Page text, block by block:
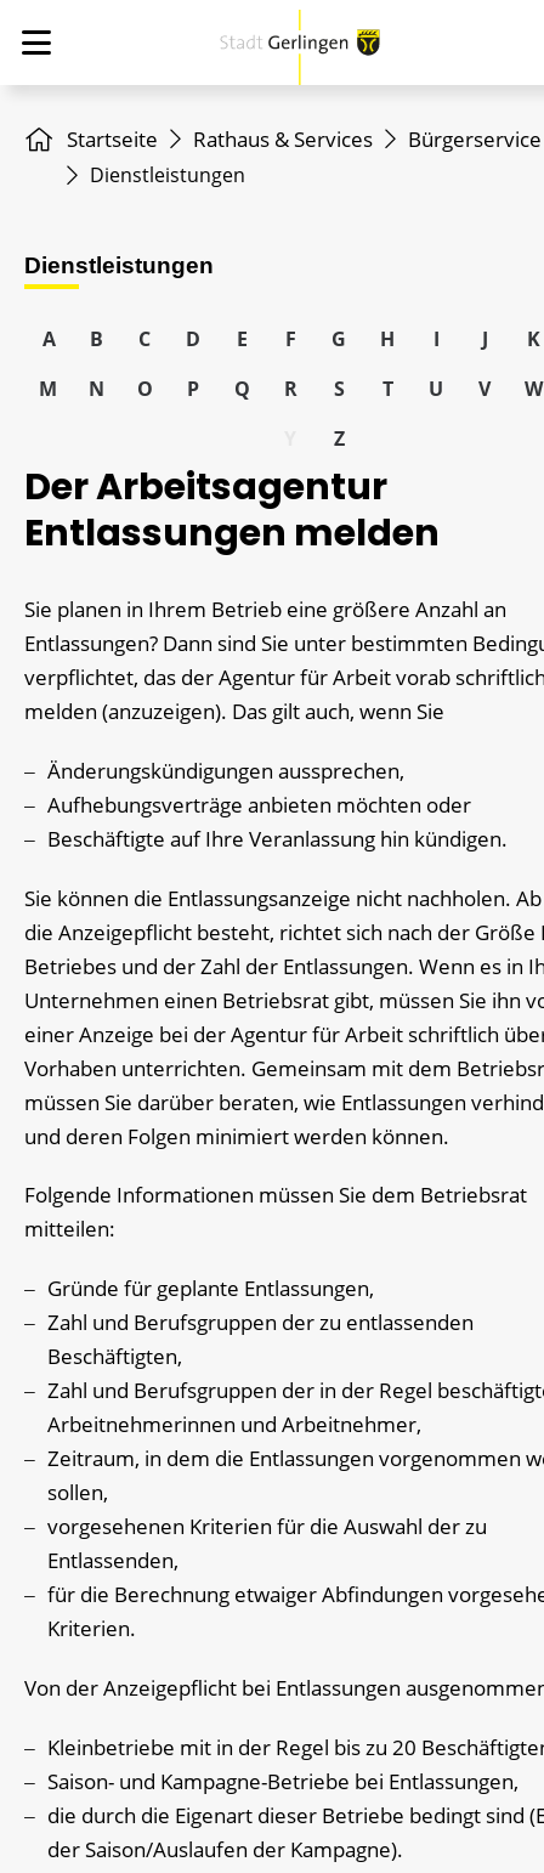
Startseite Rathaus & Services Bürgerservice
Dienstleistungen
Dienstleistungen
A B C D E F G H I J
K
M
N O P Q R S T U V
W
Z
Der Arbeitsagentur
Entlassungen melden
Sie planen in Ihrem Betrieb eine größere Anzahl an
Entlassungen? Dann sind Sie unter bestimmten
verpflichtet, das der Agentur für Arbeit vorab
melden (anzuzeigen). Das gilt auch, wenn Sie
Änderungskündigungen aussprechen,
Aufhebungsverträge anbieten möchten oder
Beschäftigte auf Ihre Veranlassung hin kündigen.
Sie können die Entlassungsanzeige nicht nachholen.
die Anzeigepflicht besteht, richtet sich nach der Größe
Betriebes und der Zahl der Entlassungen. Wenn es in
Unternehmen einen Betriebsrat gibt, müssen Sie ihn
einer Anzeige bei der Agentur für Arbeit schriftlich
Vorhaben unterrichten. Gemeinsam mit dem
müssen Sie darüber beraten, wie Entlassungen
und deren Folgen minimiert werden können.
Folgende Informationen müssen Sie dem Betriebsrat
mitteilen:
Gründe für geplante Entlassungen,
Zahl und Berufsgruppen der zu entlassenden
Beschäftigten,
Zahl und Berufsgruppen der in der Regel
Arbeitnehmerinnen und Arbeitnehmer,
Zeitraum, in dem die Entlassungen vorgenommen
sollen,
vorgesehenen Kriterien für die Auswahl der zu
Entlassenden,
für die Berechnung etwaiger Abfindungen
Kriterien.
Von der Anzeigepflicht bei Entlassungen
Kleinbetriebe mit in der Regel bis zu 20
Saison- und Kampagne-Betriebe bei Entlassungen,
die durch die Eigenart dieser Betriebe bedingt sind
der Saison/Auslaufen der Kampagne).